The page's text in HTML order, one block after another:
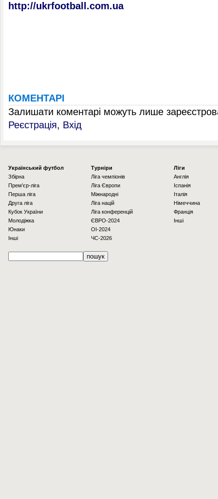
http://ukrfootball.com.ua
КОМЕНТАРІ
Залишати коментарі можуть лише
Реєстрація, Вхід
Українcький футбол
Збірна
Прем'єр-ліга
Перша ліга
Друга ліга
Кубок України
Молодіжка
Юнаки
Інші
Турніри
Ліга чемпіонів
Ліга Європи
Міжнародні
Ліга націй
Ліга конференцій
ЄВРО-2024
OI-2024
ЧС-2026
Ліги
Англія
Іспанія
Італія
Німеччина
Франція
Інші